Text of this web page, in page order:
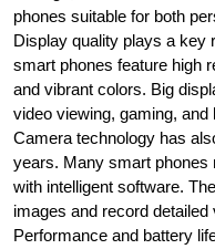
phones suitable for both
Display quality plays a key
smart phones feature high
and vibrant colors. Big
video viewing, gaming, and
Camera technology has
years. Many smart phones
with intelligent software.
images and record
Performance and battery